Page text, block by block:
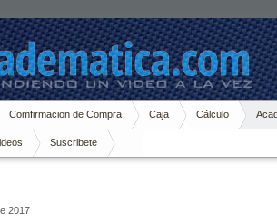
Comfirmacion de Compra Caja Cálculo
Suscribete
2017